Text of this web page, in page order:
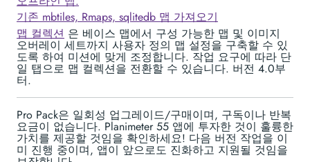
기존 mbtiles, Rmaps, sqlitedb 맵 가져오기
맵 컬렉션 은 베이스 맵에서 구성 가능한 맵 및 이미지
오버레이 세트까지 사용자 정의 맵 설정을 구축할 수 있
도록 하여 미션에 맞게 조정합니다. 작업 요구에 따라 단
일 탭으로 맵 컬렉션을 전환할 수 있습니다. 버전 4.0부
터.
Pro Pack은 일회성 업그레이드/구매이며, 구독이나 반복
요금이 없습니다. Planimeter 55 앱에 투자한 것이 훌륭한
가치를 제공할 것임을 확인하세요! 다음 버전 작업을 이
미 진행 중이며, 앱이 앞으로도 진화하고 지원될 것임을